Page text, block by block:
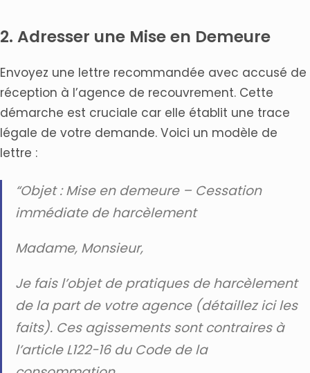
2. Adresser une Mise en Demeure
Envoyez une lettre recommandée avec accusé de
réception à l’agence de recouvrement. Cette
démarche est cruciale car elle établit une trace
légale de votre demande. Voici un modèle de
lettre :
“Objet : Mise en demeure – Cessation
immédiate de harcèlement
Madame, Monsieur,
Je fais l’objet de pratiques de harcèlement
de la part de votre agence (détaillez ici les
faits). Ces agissements sont contraires à
l’article L122-16 du Code de la